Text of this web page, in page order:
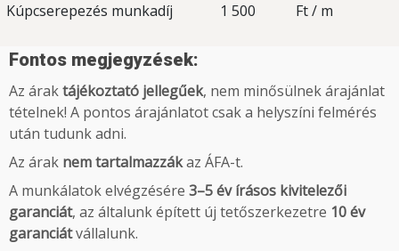
Kúpcserepezés munkadíj 1 500 Ft / m
Fontos megjegyzések:
Az áraktájékoztató jellegűek, nem minősülnek árajánlat
tételnek! A pontos árajánlatot csak a helyszíni felmérés
után tudunk adni.
Az árak nem tartalmazzákaz ÁFA-t.
A munkálatok elvégzésére 3–5 év írásos kivitelezői
garanciát, az általunk épített új tetőszerkezetre 10 év
garanciátvállalunk.